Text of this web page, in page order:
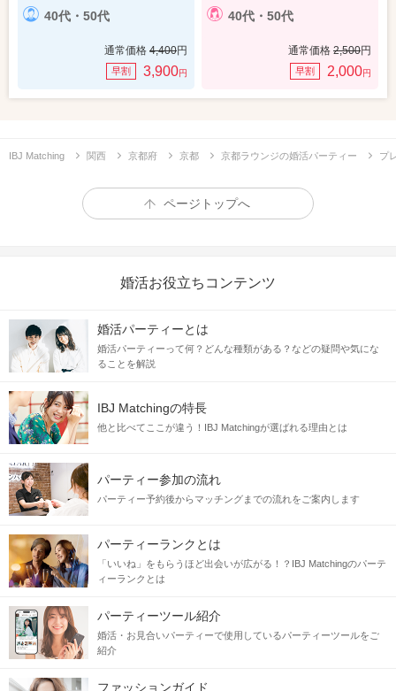
40代・50代
通常価格 4,400円
早割 3,900円
40代・50代
通常価格 2,500円
早割 2,000円
IBJ Matching 関西 京都府 京都 京都ラウンジの婚活パーティー プ
ページトップへ
婚活お役立ちコンテンツ
婚活パーティーとは
婚活パーティーって何？どんな種類がある？などの疑問や気にな
ることを解説
IBJ Matchingの特長
他と比べてここが違う！IBJ Matchingが選ばれる理由とは
パーティー参加の流れ
パーティー予約後からマッチングまでの流れをご案内します
パーティーランクとは
「いいね」をもらうほど出会いが広がる！？IBJ Matchingのパーテ
ィーランクとは
パーティーツール紹介
婚活・お見合いパーティーで使用しているパーティーツールをご
紹介
ファッションガイド